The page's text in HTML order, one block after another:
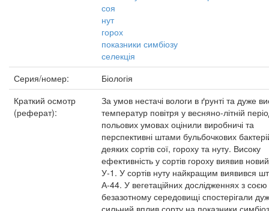
соя
нут
горох
показники симбіозу
селекція
Серия/номер:
Біологія
Краткий осмотр
(реферат):
За умов нестачі вологи в ґрунті та дуже
температур повітря у весняно-літній
польових умовах оцінили виробничі та
перспективні штами бульбочкових
деяких сортів сої, гороху та нуту. Високу
ефективність у сортів гороху виявив
У-1. У сортів нуту найкращим виявився
А-44. У вегетаційних дослідженнях з
безазотному середовищі спостерігали
сильний вплив сорту на показники